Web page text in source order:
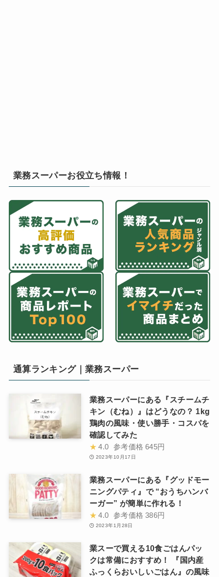
業務スーパーお役立ち情報！
通算ランキング｜業務スーパー
業務スーパーにある『スチームチ
キン（むね）』はどうなの？ 1kg
鶏肉の風味・使い勝手・コスパを
確認してみた
★ 4.0 参考価格 645円
2023年10月17日
業務スーパーにある『グッドモー
ニングパティ』で “おうちハンバ
ーガー” が簡単に作れる！
★ 4.0 参考価格 386円
2023年1月28日
業スーで買える10食ごはんパッ
クは常備におすすめ！ 『国内産
ふっくらおいしいごはん』の風味